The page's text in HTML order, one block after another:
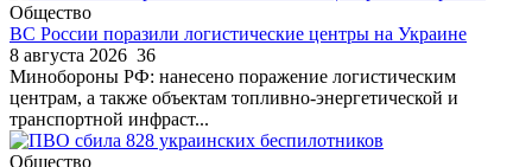
Общество
ВС России поразили логистические центры на Украине
8 августа 2026 36
Минобороны РФ: нанесено поражение логистическим
центрам, а также объектам топливно-энергетической и
транспортной инфраст...
Общество